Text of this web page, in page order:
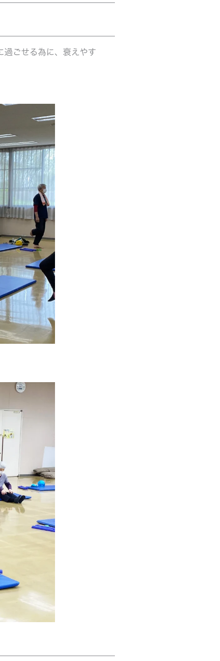
過ごせる為に、衰えやす